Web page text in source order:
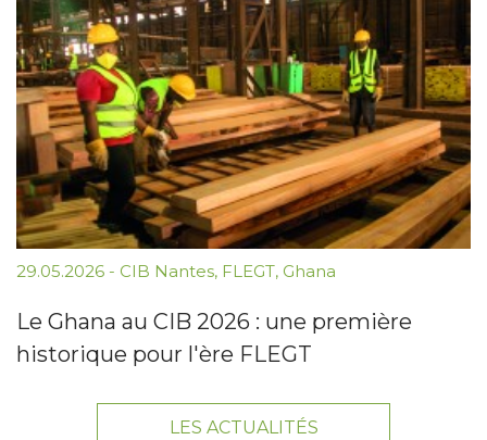
29.05.2026 - CIB Nantes, FLEGT, Ghana
Le Ghana au CIB 2026 : une première
historique pour l'ère FLEGT
LES ACTUALITÉS